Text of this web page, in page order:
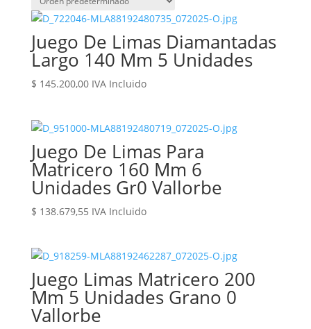
Juego De Limas Diamantadas
Largo 140 Mm 5 Unidades
$ 145.200,00 IVA Incluido
Juego De Limas Para
Matricero 160 Mm 6
Unidades Gr0 Vallorbe
$ 138.679,55 IVA Incluido
Juego Limas Matricero 200
Mm 5 Unidades Grano 0
Vallorbe